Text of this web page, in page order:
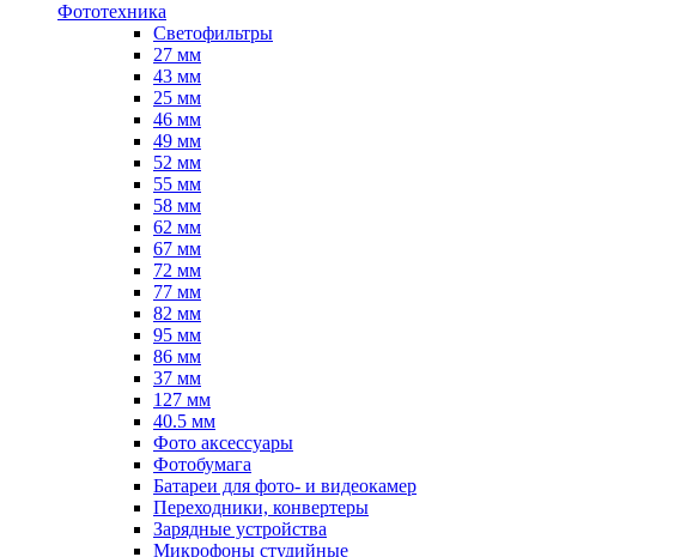
Фототехника
Светофильтры
27 мм
43 мм
25 мм
46 мм
49 мм
52 мм
55 мм
58 мм
62 мм
67 мм
72 мм
77 мм
82 мм
95 мм
86 мм
37 мм
127 мм
40.5 мм
Фото аксессуары
Фотобумага
Батареи для фото- и видеокамер
Переходники, конвертеры
Зарядные устройства
Микрофоны студийные